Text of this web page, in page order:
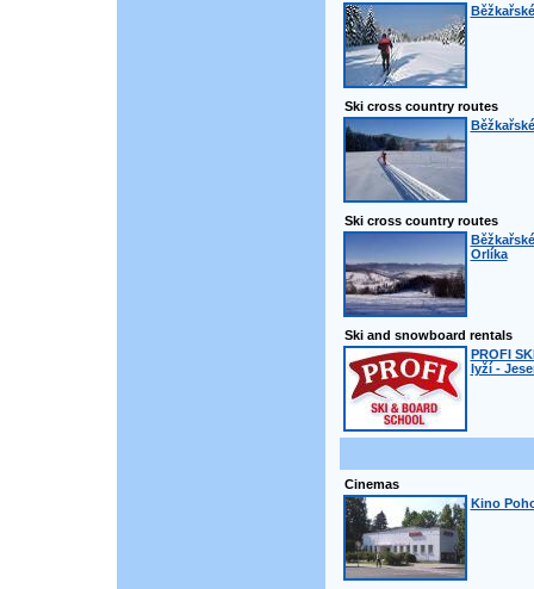
Ski cross country routes
Ski cross country routes
Orlíka
Ski and snowboard rentals
PROFI
lyží -
Cinemas
Kino